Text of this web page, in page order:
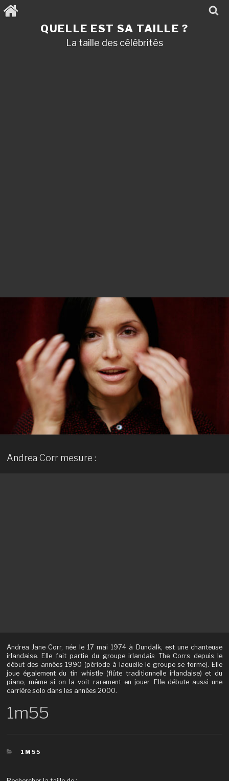
Aller
au
QUELLE EST SA TAILLE ?
La taille des célébrités
Andrea Corr mesure :
Andrea Jane Corr, née le 17 mai 1974 à Dundalk, est une chanteuse
irlandaise. Elle fait partie du groupe irlandais The Corrs depuis le
début des années 1990 (période à laquelle le groupe se forme). Elle
joue également du tin whistle (flûte traditionnelle irlandaise) et du
piano, même si on la voit rarement en jouer. Elle débute aussi une
carrière solo dans les années 2000.
1m55
CATÉGORIES
1M55